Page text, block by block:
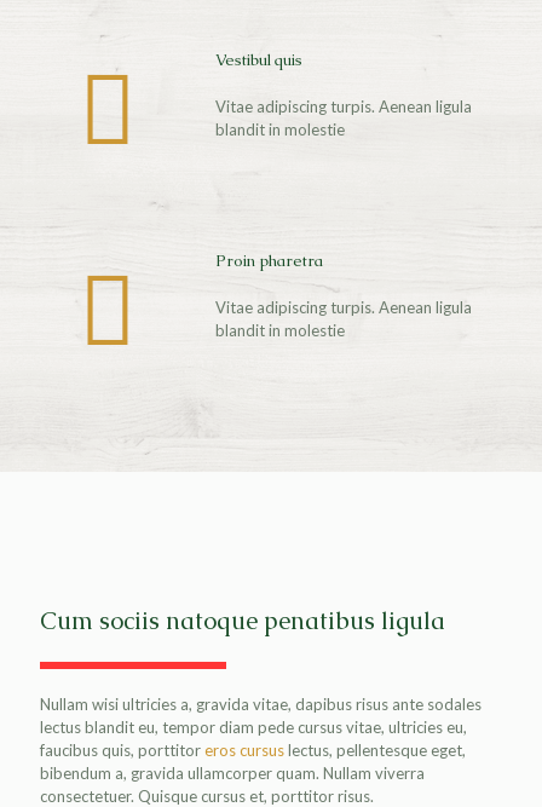
Vestibul quis
Vitae adipiscing turpis. Aenean ligula
blandit in molestie
Proin pharetra
Vitae adipiscing turpis. Aenean ligula
blandit in molestie
Cum sociis natoque penatibus ligula
Nullam wisi ultricies a, gravida vitae, dapibus risus ante sodales
lectus blandit eu, tempor diam pede cursus vitae, ultricies eu,
faucibus quis, porttitoreros cursuslectus, pellentesque eget,
bibendum a, gravida ullamcorper quam. Nullam viverra
consectetuer. Quisque cursus et, porttitor risus.